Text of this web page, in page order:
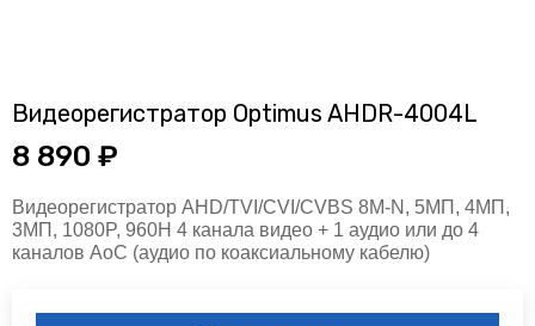
Видеорегистратор Optimus AHDR-4004L
8 890 ₽
Видеорегистратор AHD/TVI/CVI/CVBS 8M-N, 5МП, 4МП,
3МП, 1080P, 960H 4 канала видео + 1 аудио или до 4
каналов AoC (аудио по коаксиальному кабелю)